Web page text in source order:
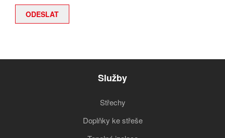
Služby
Střechy
Doplňky ke střeše